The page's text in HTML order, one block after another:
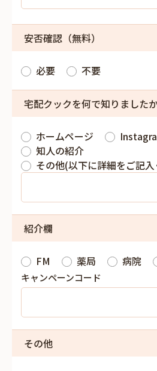
安否確認（無料）
必要 不要
宅配クックを何で知りました
ホームページ
知人の紹介
その他(以下に詳細をご記
紹介欄
FM 薬局 病院
キャンペーンコード
その他